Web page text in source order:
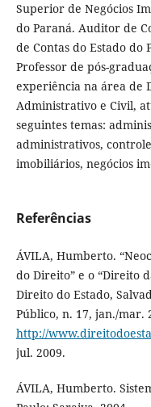
Superior de Negócios
do Paraná. Auditor de
de Contas do Estado do
Professor de pós-
experiência na área de
Administrativo e Civil,
seguintes temas:
administrativos,
imobiliários, negócios
Referências
ÁVILA, Humberto.
do Direito” e o “Direito
Direito do Estado,
Público, n. 17, jan./mar.
http://
jul. 2009.
ÁVILA, Humberto.